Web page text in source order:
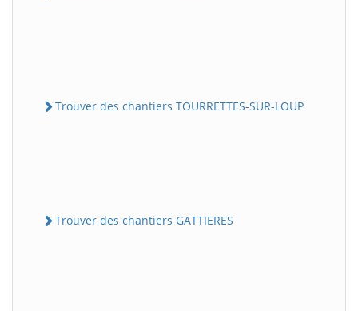
Trouver des chantiers TOURRETTES-SUR-LOUP
Trouver des chantiers GATTIERES